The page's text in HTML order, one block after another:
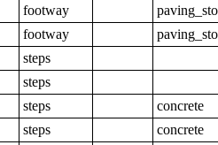
footway
footway
steps
steps
steps
concrete
steps
concrete